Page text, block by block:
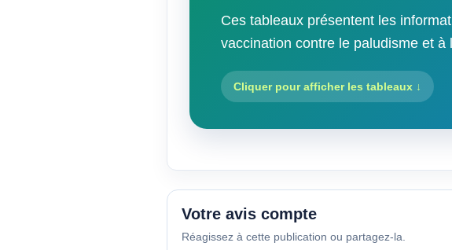
Ces tableaux présentent les
vaccination contre le paludisme et
Cliquer pour afficher les tableaux ↓
Votre avis compte
Réagissez à cette publication ou partagez-la.